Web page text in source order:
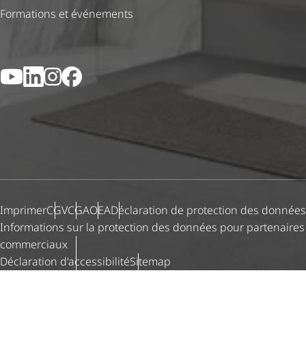
Formations et événements
YouTubeLinkedIn
Instagram
Facebook
ImprimerCGVCGAOEADéclaration de protection des données
Informations sur la protection des données pour partenaires
commerciaux
Déclaration d'ac­ces­si­bi­litéSitemap